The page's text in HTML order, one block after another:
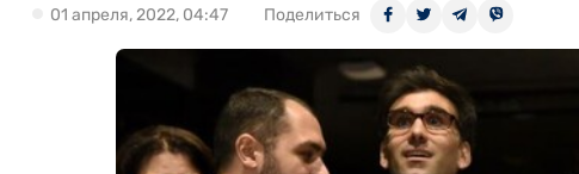
01 апреля, 2022, 04:47 Поделиться